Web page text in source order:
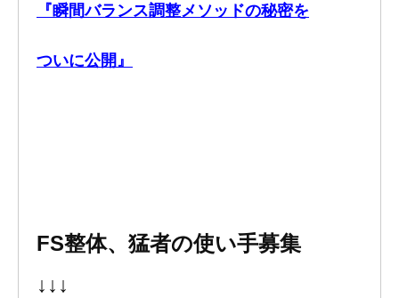
『瞬間バランス調整メソッドの秘密を
ついに公開』
FS整体、猛者の使い手募集
↓↓↓